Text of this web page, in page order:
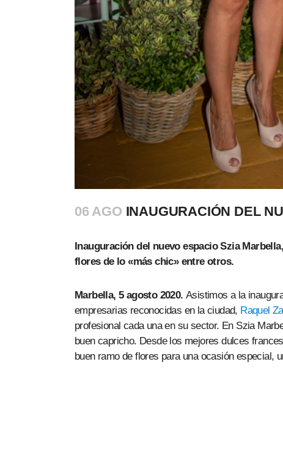
06 AGO INAUGURACIÓN DEL
Inauguración del nuevo espacio Szia
flores de lo «más chic» entre otros.
Marbella, 5 agosto 2020. Asistimos a la
empresarias reconocidas en la ciudad, Raquel
profesional cada una en su sector. En Szia
buen capricho. Desde los mejores dulces
buen ramo de flores para una ocasión especial,